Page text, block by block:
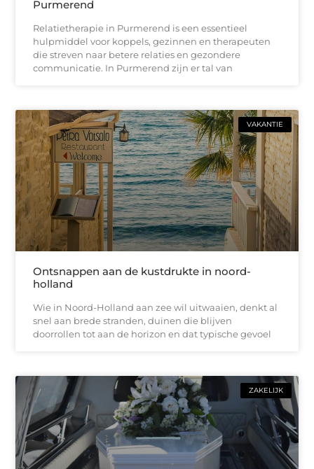
Purmerend
Relatietherapie in Purmerend is een essentieel
hulpmiddel voor koppels, gezinnen en therapeuten
die streven naar betere relaties en gezondere
communicatie. In Purmerend zijn er tal van
VAKANTIE
Ontsnappen aan de kustdrukte in noord-
holland
Wie in Noord-Holland aan zee wil uitwaaien, denkt al
snel aan brede stranden, duinen die blijven
doorrollen tot aan de horizon en dat typische gevoel
ZAKELIJK